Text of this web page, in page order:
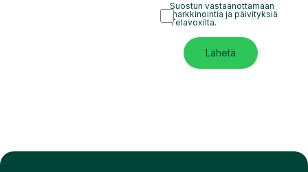
Suostun vastaanottamaan
markkinointia ja päivityksiä
Telavoxilta.
Lähetä